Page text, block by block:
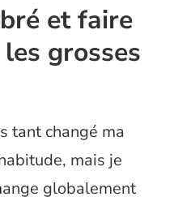
et faire
grosses
tant changé ma
mais je
globalement